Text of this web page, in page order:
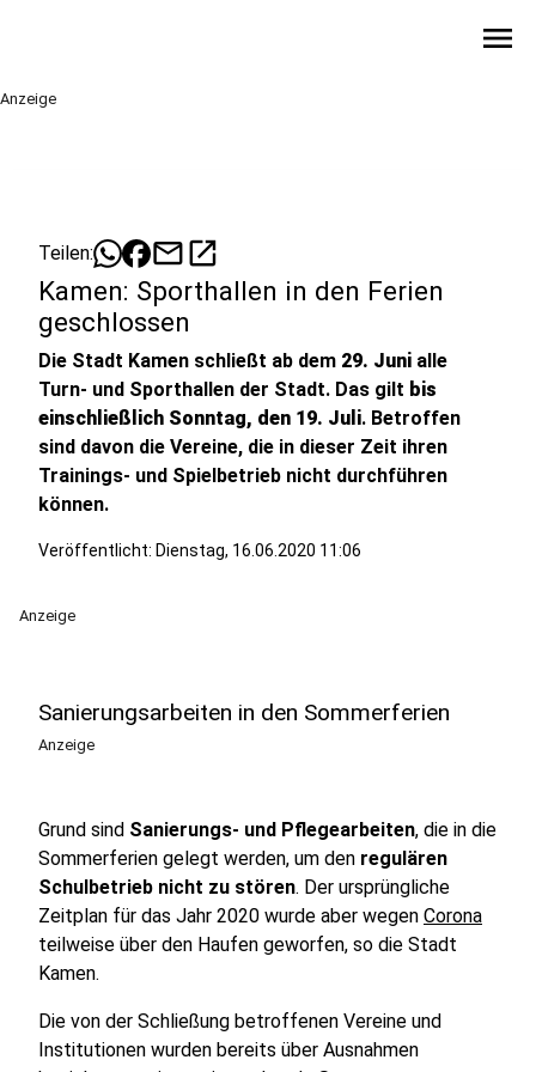
menu
Anzeige
Teilen: mailopen_in_new
Kamen: Sporthallen in den Ferien
geschlossen
Die Stadt Kamen schließt ab dem 29. Juni alle
Turn- und Sporthallen der Stadt. Das gilt bis
einschließlich Sonntag, den 19. Juli. Betroffen
sind davon die Vereine, die in dieser Zeit ihren
Trainings- und Spielbetrieb nicht durchführen
können.
Veröffentlicht: Dienstag, 16.06.2020 11:06
Anzeige
Sanierungsarbeiten in den Sommerferien
Anzeige
Grund sind Sanierungs- und Pflegearbeiten, die in die
Sommerferien gelegt werden, um den regulären
Schulbetrieb nicht zu stören. Der ursprüngliche
Zeitplan für das Jahr 2020 wurde aber wegen Corona
teilweise über den Haufen geworfen, so die Stadt
Kamen.
Die von der Schließung betroffenen Vereine und
Institutionen wurden bereits über Ausnahmen